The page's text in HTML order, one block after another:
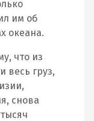
им об
океана.
что из
весь груз,
снова